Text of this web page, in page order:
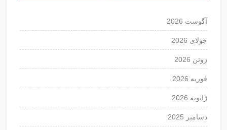
آگوست 2026
جولای 2026
ژوئن 2026
فوریه 2026
ژانویه 2026
دسامبر 2025